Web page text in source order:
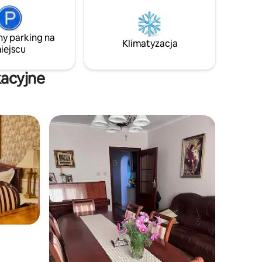
Miejsce na ognisko z rusztem ,
Przytulny kominek – idealny na chłodne
wieczory 🫧 Jacuzzi w ogrodzie – relaks
z widokiem na zieleń i gwiazdy
parking na
Klimatyzacja